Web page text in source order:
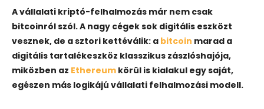
A vállalati kriptó-felhalmozás már nem csak
bitcoinról szól. A nagy cégek sok digitális eszközt
vesznek, de a sztori kettéválik: a bitcoin marad a
digitális tartalékeszköz klasszikus zászlóshajója,
miközben az Ethereum körül is kialakul egy saját,
egészen más logikájú vállalati felhalmozási modell.